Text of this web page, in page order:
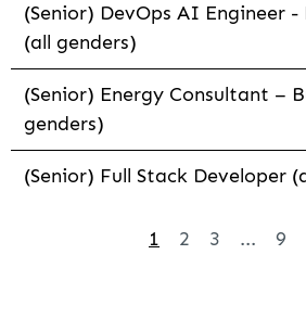
(Senior) DevOps AI Engineer -
(all genders)
(Senior) Energy Consultant –
genders)
(Senior) Full Stack Developer
1 2 3 ... 9